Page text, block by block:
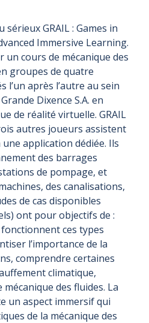
GRAIL : Games in
Immersive Learning.
un cours de mécanique des
groupes de quatre
l’un après l’autre au sein
Dixence S.A. en
de réalité virtuelle. GRAIL
autres joueurs assistent
application dédiée. Ils
des barrages
de pompage, et
des canalisations,
de cas disponibles
ont pour objectifs de :
ces types
l’importance de la
comprendre certaines
climatique,
des fluides. La
un aspect immersif qui
de la mécanique des